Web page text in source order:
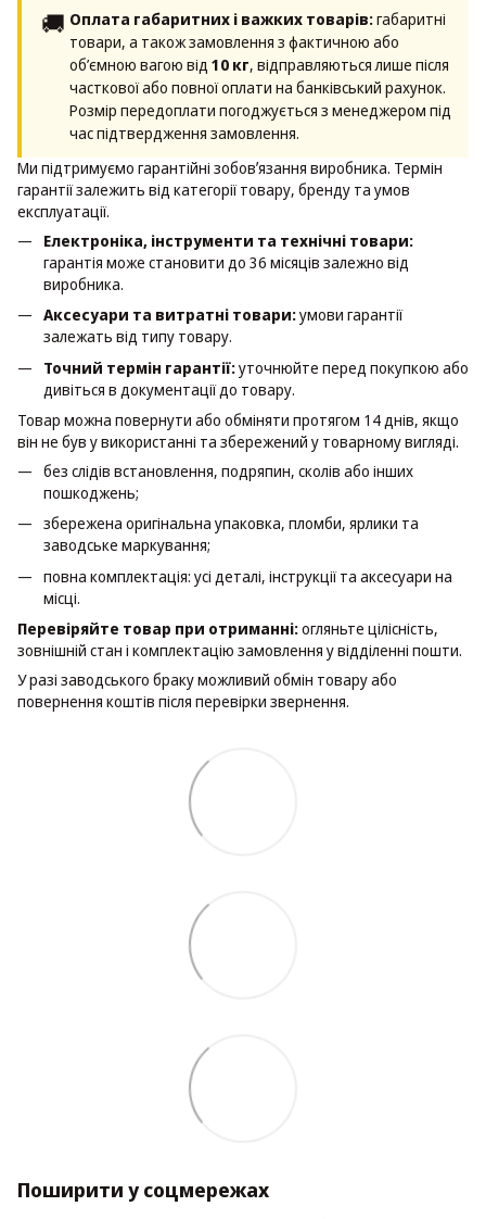
🚚 Оплата габаритних і важких товарів:габаритні
товари, а також замовлення з фактичною або
об’ємною вагою від 10 кг, відправляються лише після
часткової або повної оплати на банківський рахунок.
Розмір передоплати погоджується з менеджером під
час підтвердження замовлення.
Ми підтримуємо гарантійні зобовʼязання виробника. Термін
гарантії залежить від категорії товару, бренду та умов
експлуатації.
Електроніка, інструменти та технічні товари:
гарантія може становити до 36 місяців залежно від
виробника.
Аксесуари та витратні товари:умови гарантії
залежать від типу товару.
Точний термін гарантії:уточнюйте перед покупкою або
дивіться в документації до товару.
Товар можна повернути або обміняти протягом 14 днів, якщо
він не був у використанні та збережений у товарному вигляді.
без слідів встановлення, подряпин, сколів або інших
пошкоджень;
збережена оригінальна упаковка, пломби, ярлики та
заводське маркування;
повна комплектація: усі деталі, інструкції та аксесуари на
місці.
Перевіряйте товар при отриманні:огляньте цілісність,
зовнішній стан і комплектацію замовлення у відділенні пошти.
У разі заводського браку можливий обмін товару або
повернення коштів після перевірки звернення.
Поширити у соцмережах